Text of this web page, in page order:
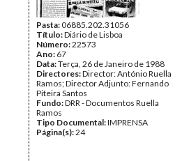
Pasta:06885.202.31056
Título:Diário de Lisboa
Número:22573
Ano: 67
Data:Terça, 26 de Janeiro de 1988
Directores:Director: António Ruella
Ramos; Director Adjunto: Fernando
Piteira Santos
Fundo:DRR - Documentos Ruella
Ramos
Tipo Documental:IMPRENSA
Página(s):24